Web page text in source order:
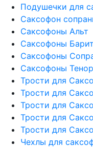
Подушечки для
Саксофон
Саксофоны Альт
Саксофоны
Саксофоны
Саксофоны Тенор
Трости для
Трости для
Трости для
Трости для
Трости для
Чехлы для